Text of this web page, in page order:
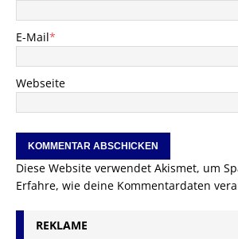
E-Mail*
Webseite
Diese Website verwendet Akismet, um
Erfahre, wie deine Kommentardaten
REKLAME